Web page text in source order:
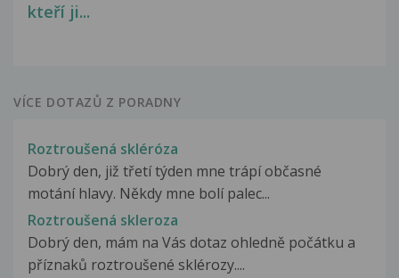
kteří ji...
VÍCE DOTAZŮ Z PORADNY
Roztroušená skléróza
Dobrý den, již třetí týden mne trápí občasné
motání hlavy. Někdy mne bolí palec...
Roztroušená skleroza
Dobrý den, mám na Vás dotaz ohledně počátku a
příznaků roztroušené sklérozy....